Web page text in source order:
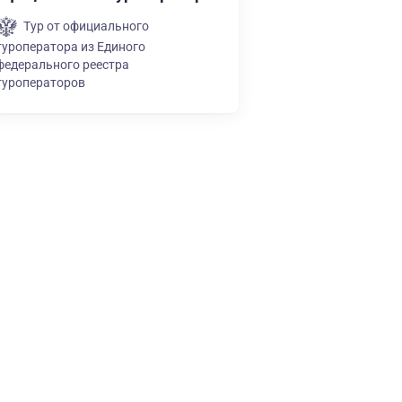
Тур от официального
из Единого
реестра